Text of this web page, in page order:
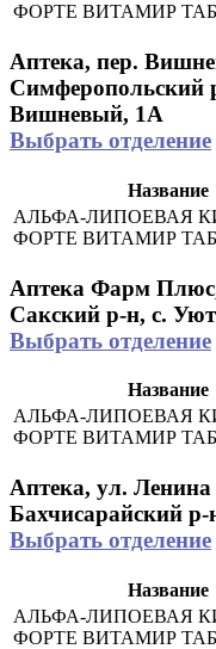
ФОРТЕ ВИТАМИР ТАБ.
Аптека, пер.
Симферопольский
Вишневый, 1А
Выбрать отделение
Название
АЛЬФА-ЛИПОЕВАЯ
ФОРТЕ ВИТАМИР ТАБ.
Аптека Фарм
Сакский р-н, с.
Выбрать отделение
Название
АЛЬФА-ЛИПОЕВАЯ
ФОРТЕ ВИТАМИР ТАБ.
Аптека, ул. Ленина
Бахчисарайский
Выбрать отделение
Название
АЛЬФА-ЛИПОЕВАЯ
ФОРТЕ ВИТАМИР ТАБ.